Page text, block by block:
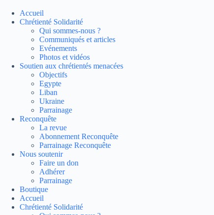
contenu
Accueil
Chrétienté Solidarité
Qui sommes-nous ?
Communiqués et articles
Evénements
Photos et vidéos
Soutien aux chrétientés menacées
Objectifs
Egypte
Liban
Ukraine
Parrainage
Reconquête
La revue
Abonnement Reconquête
Parrainage Reconquête
Nous soutenir
Faire un don
Adhérer
Parrainage
Boutique
Accueil
Chrétienté Solidarité